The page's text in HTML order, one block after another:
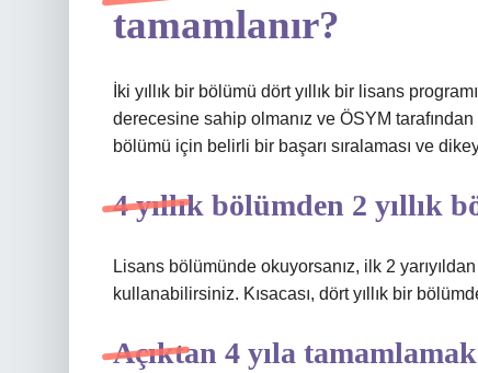
tamamlanır?
İki yıllık bir bölümü dört yıllık bir lisans
derecesine sahip olmanız ve ÖSYM
bölümü için belirli bir başarı sıralaması ve
4 yıllık bölümden 2 yıllık
Lisans bölümünde okuyorsanız, ilk 2
kullanabilirsiniz. Kısacası, dört yıllık bir
Açıktan 4 yıla